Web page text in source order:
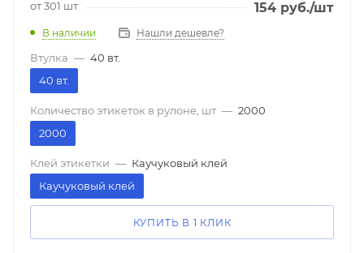
от 301 шт 154 руб./шт
В наличии Нашли дешевле?
Втулка — 40 вт.
40 вт.
Количество этикеток в рулоне, шт — 2000
2000
Клей этикетки — Каучуковый клей
Каучуковый клей
КУПИТЬ В 1 КЛИК